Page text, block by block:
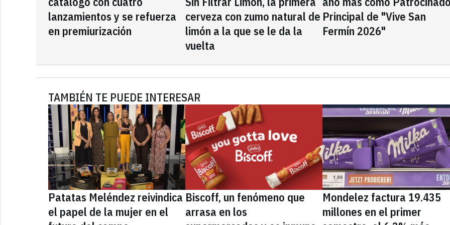
lanzamientos y se refuerza
en premiurización
cerveza con zumo natural de
limón a la que se le da la
vuelta
Principal de "Vive San
Fermín 2026"
TAMBIÉN TE PUEDE INTERESAR
Patatas Meléndez reivindica
el papel de la mujer en el
Biscoff, un fenómeno que
arrasa en los
Mondelez factura 19.435
millones en el primer